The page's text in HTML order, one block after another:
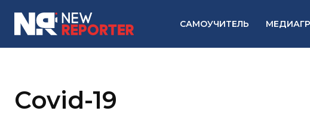
САМОУЧИТЕЛЬ
Covid-19